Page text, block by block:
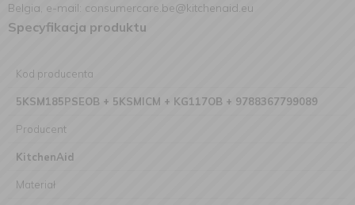
Belgia, e-mail: consumercare.be@kitchenaid.eu
Specyfikacja produktu
Kod producenta
5KSM185PSEOB + 5KSMICM + KG117OB + 9788367799089
Producent
KitchenAid
Materiał